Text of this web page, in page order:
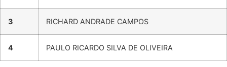
3 RICHARD ANDRADE CAMPOS
4 PAULO RICARDO SILVA DE OLIVEIRA